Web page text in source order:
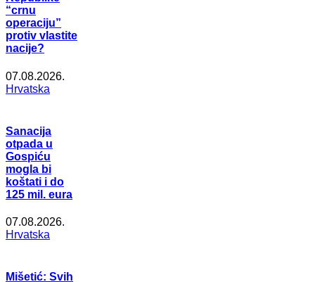
“crnu
operaciju”
protiv vlastite
nacije?
07.08.2026.
Hrvatska
Sanacija
otpada u
Gospiću
mogla bi
koštati i do
125 mil. eura
07.08.2026.
Hrvatska
Mišetić: Svih